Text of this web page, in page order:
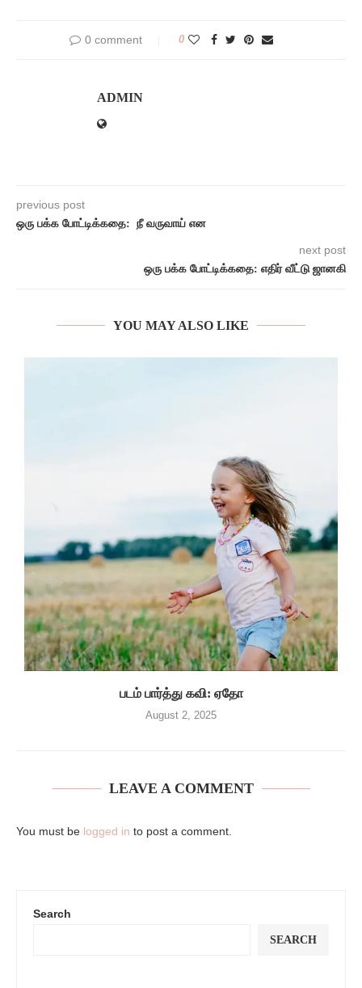
0 comment 0
ADMIN
previous post
ஒரு பக்க போட்டிக்கதை: நீ வருவாய் என
next post
ஒரு பக்க போட்டிக்கதை: எதிர் வீட்டு ஜானகி
YOU MAY ALSO LIKE
படம் பார்த்து கவி: ஏதோ
August 2, 2025
LEAVE A COMMENT
You must be logged in to post a comment.
Search
SEARCH